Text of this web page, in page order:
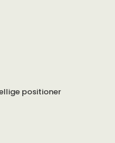
I finder under egen
positioner